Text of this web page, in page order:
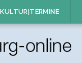
KULTUR|TERMINE